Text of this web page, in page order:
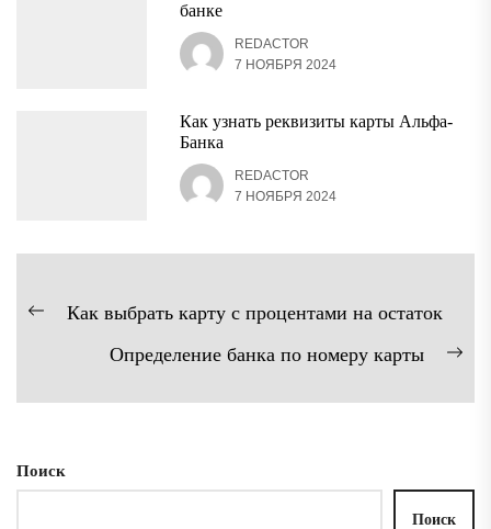
банке
REDACTOR
7 НОЯБРЯ 2024
Как узнать реквизиты карты Альфа-
Банка
REDACTOR
7 НОЯБРЯ 2024
Навигация
Предыдущая
Как выбрать карту с процентами на остаток
Определение банка по номеру карты
Поиск
Поиск